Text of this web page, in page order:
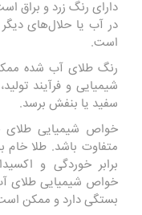
دارای رنگ زرد و براق
در آب یا حلال‌های
است.
رنگ طلای آب شده
شیمیایی و فرآیند
سفید یا بنفش برسد.
خواص شیمیایی
متفاوت باشد. طلا خام
برابر خوردگی و
خواص شیمیایی طلای
بستگی دارد و ممکن